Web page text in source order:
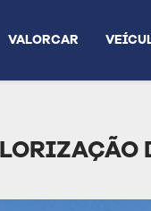
VALORCAR